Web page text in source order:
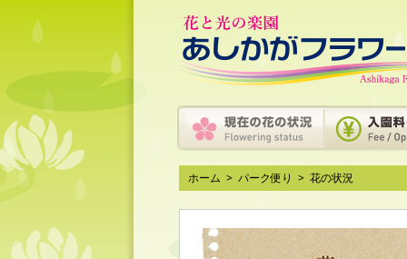
ホーム > パーク便り > 花の状況